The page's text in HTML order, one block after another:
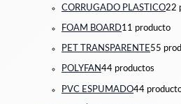
CORRUGADO PLASTICO22
FOAM BOARD11 producto
PET TRANSPARENTE55
POLYFAN44 productos
PVC ESPUMADO44